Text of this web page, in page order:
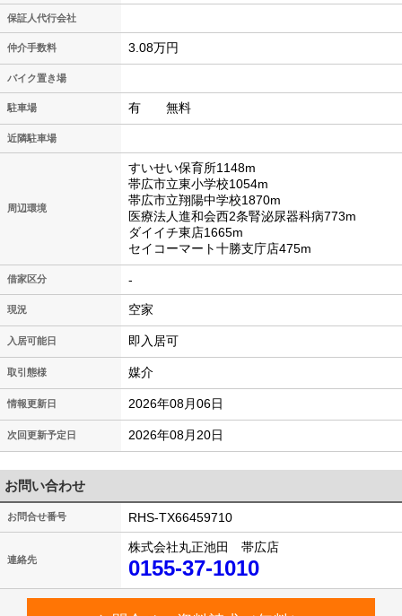
保証人代行会社
仲介手数料 3.08万円
バイク置き場
駐車場 有 無料
近隣駐車場
周辺環境
すいせい保育所1148m
帯広市立東小学校1054m
帯広市立翔陽中学校1870m
医療法人進和会西2条腎泌尿器科病773m
ダイイチ東店1665m
セイコーマート十勝支庁店475m
借家区分 -
現況 空家
入居可能日 即入居可
取引態様 媒介
情報更新日 2026年08月06日
次回更新予定日 2026年08月20日
お問い合わせ
お問合せ番号 RHS-TX66459710
連絡先
株式会社丸正池田 帯広店
0155-37-1010